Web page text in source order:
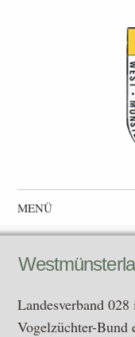
Landesverband 028
MENÜ
Zum Inhalt springen
Landesverband
Vogelzüchter-